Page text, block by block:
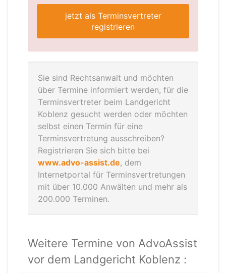
jetzt als Terminsvertreter
registrieren
Sie sind Rechtsanwalt und möchten
über Termine informiert werden, für die
Terminsvertreter beim Landgericht
Koblenz gesucht werden oder möchten
selbst einen Termin für eine
Terminsvertretung ausschreiben?
Registrieren Sie sich bitte bei
www.advo-assist.de, dem
Internetportal für Terminsvertretungen
mit über 10.000 Anwälten und mehr als
200.000 Terminen.
Weitere Termine von AdvoAssist
vor dem Landgericht Koblenz :